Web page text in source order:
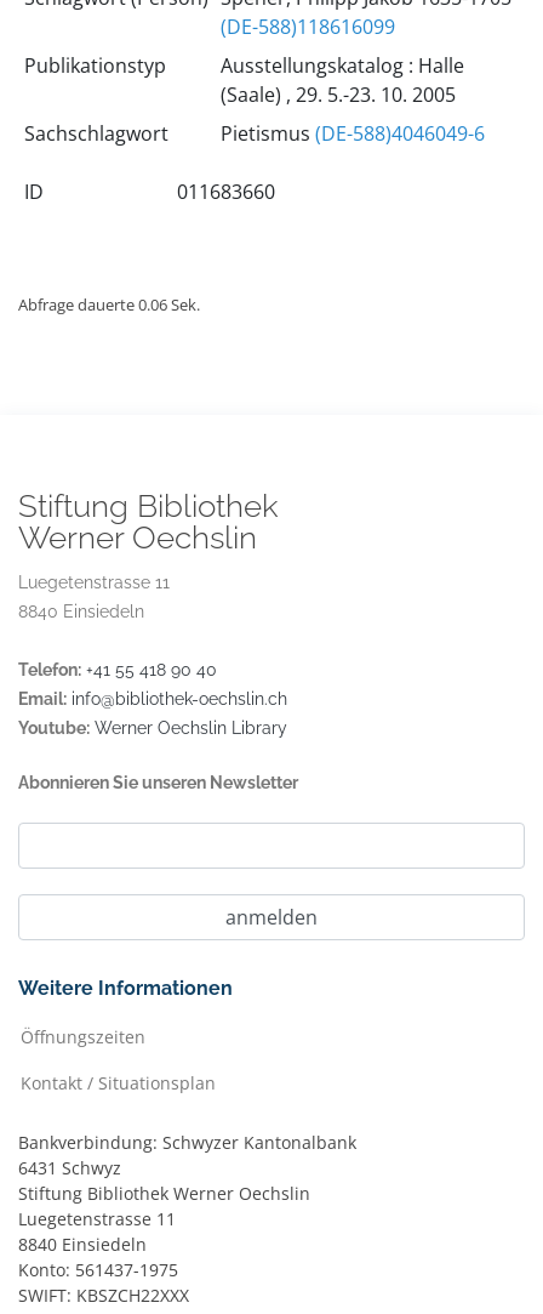
(DE-588)118616099
Publikationstyp
Ausstellungskatalog : Halle
(Saale) , 29. 5.-23. 10. 2005
Sachschlagwort
Pietismus (DE-588)4046049-6
ID 011683660
Abfrage dauerte 0.06 Sek.
Stiftung Bibliothek
Werner Oechslin
Luegetenstrasse 11
8840 Einsiedeln
Telefon: +41 55 418 90 40
Email: info@bibliothek-oechslin.ch
Youtube: Werner Oechslin Library
Abonnieren Sie unseren Newsletter
Weitere Informationen
Öffnungszeiten
Kontakt / Situationsplan
Bankverbindung: Schwyzer Kantonalbank
6431 Schwyz
Stiftung Bibliothek Werner Oechslin
Luegetenstrasse 11
8840 Einsiedeln
Konto: 561437-1975
SWIFT: KBSZCH22XXX